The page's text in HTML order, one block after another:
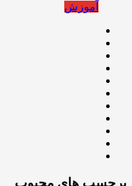
آموزش
برچسب های محبوب